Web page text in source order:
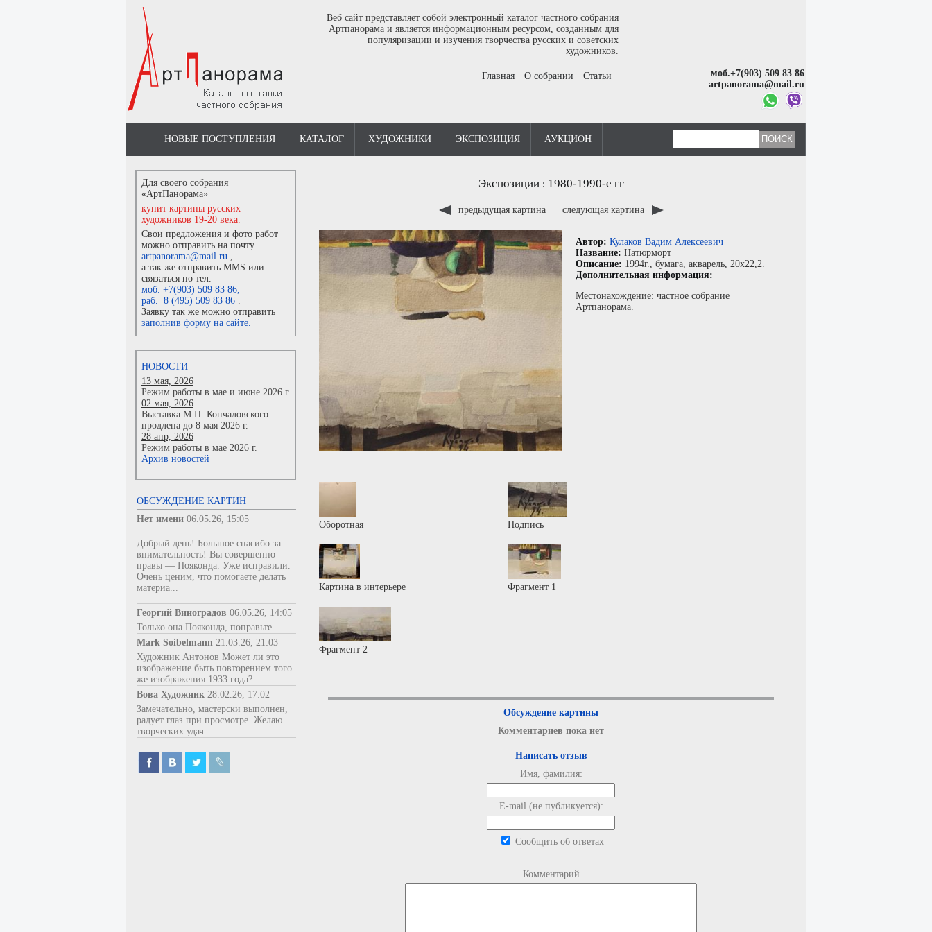
Веб сайт представляет собой электронный каталог частного собрания
Артпанорама и является информационным ресурсом, созданным для
популяризации и изучения творчества русских и советских
художников.
Главная О собрании Статьи
моб.+7(903) 509 83 86
artpanorama@mail.ru
НОВЫЕ ПОСТУПЛЕНИЯ КАТАЛОГ ХУДОЖНИКИ ЭКСПОЗИЦИЯ АУКЦИОН
Для своего собрания
«АртПанорама»
купит картины русских
художников 19-20 века.
Свои предложения и фото работ
можно отправить на почту
artpanorama@mail.ru ,
а так же отправить MMS или
связаться по тел.
моб. +7(903) 509 83 86,
раб. 8 (495) 509 83 86 .
Заявку так же можно отправить
заполнив форму на сайте.
НОВОСТИ
13 мая, 2026
Режим работы в мае и июне 2026 г.
02 мая, 2026
Выставка М.П. Кончаловского
продлена до 8 мая 2026 г.
28 апр, 2026
Режим работы в мае 2026 г.
Архив новостей
ОБСУЖДЕНИЕ КАРТИН
Нет имени 06.05.26, 15:05
Добрый день! Большое спасибо за
внимательность! Вы совершенно
правы — Пояконда. Уже исправили.
Очень ценим, что помогаете делать
материа...
Георгий Виноградов 06.05.26, 14:05
Только она Пояконда, поправьте.
Mark Soibelmann 21.03.26, 21:03
Художник Антонов Может ли это
изображение быть повторением того
же изображения 1933 года?...
Вова Художник 28.02.26, 17:02
Замечательно, мастерски выполнен,
радует глаз при просмотре. Желаю
творческих удач...
Экспозиции: 1980-1990-е гг
предыдущая картина следующая картина
Автор: Кулаков Вадим Алексеевич
Название: Натюрморт
Описание: 1994г., бумага, акварель, 20x22,2.
Дополнительная информация:
Местонахождение: частное собрание
Артпанорама.
Оборотная Подпись
Картина в интерьере Фрагмент 1
Фрагмент 2
Обсуждение картины
Комментариев пока нет
Написать отзыв
Имя, фамилия:
E-mail (не публикуется):
Сообщить об ответах
Комментарий